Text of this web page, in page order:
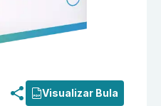
Visualizar Bula